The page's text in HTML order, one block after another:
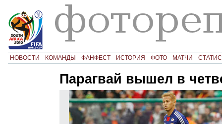
НОВОСТИ КОМАНДЫ ФАНФЕСТ ИСТОРИЯ ФОТО МАТЧИ
Парагвай вышел в